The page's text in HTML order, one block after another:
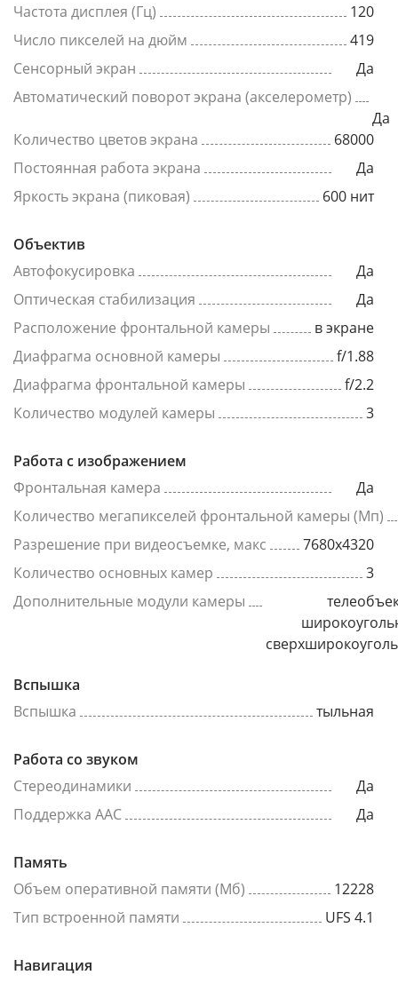
Частота дисплея (Гц)
120
Число пикселей на дюйм
419
Сенсорный экран
Да
Автоматический поворот экрана (акселерометр)
Да
Количество цветов экрана
68000
Постоянная работа экрана
Да
Яркость экрана (пиковая)
600 нит
Объектив
Автофокусировка
Да
Оптическая стабилизация
Да
Расположение фронтальной камеры
в экране
Диафрагма основной камеры
f/1.88
Диафрагма фронтальной камеры
f/2.2
Количество модулей камеры
3
Работа с изображением
Фронтальная камера
Да
Количество мегапикселей фронтальной камеры (Мп)
Разрешение при видеосъемке, макс
7680x4320
Количество основных камер
3
Дополнительные модули камеры
Вспышка
Вспышка
тыльная
Работа со звуком
Стереодинамики
Да
Поддержка AAC
Да
Память
Объем оперативной памяти (Мб)
12228
Тип встроенной памяти
UFS 4.1
Навигация